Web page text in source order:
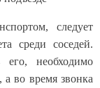
следует
среди соседей.
необходимо
а во время звонка